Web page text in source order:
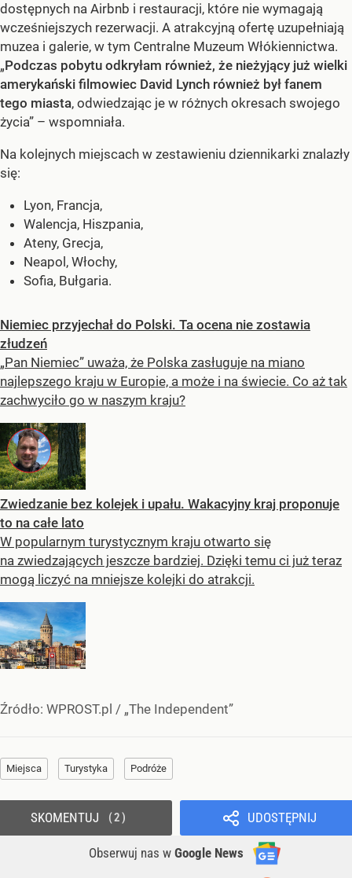
dostępnych na Airbnb i restauracji, które nie wymagają
wcześniejszych rezerwacji. A atrakcyjną ofertę uzupełniają
muzea i galerie, w tym Centralne Muzeum Włókiennictwa.
„Podczas pobytu odkryłam również, że nieżyjący już wielki
amerykański filmowiec David Lynch również był fanem
tego miasta, odwiedzając je w różnych okresach swojego
życia” – wspomniała.
Na kolejnych miejscach w zestawieniu dziennikarki znalazły
się:
Lyon, Francja,
Walencja, Hiszpania,
Ateny, Grecja,
Neapol, Włochy,
Sofia, Bułgaria.
Niemiec przyjechał do Polski. Ta ocena nie zostawia
złudzeń
„Pan Niemiec” uważa, że Polska zasługuje na miano
najlepszego kraju w Europie, a może i na świecie. Co aż tak
zachwyciło go w naszym kraju?
Zwiedzanie bez kolejek i upału. Wakacyjny kraj proponuje
to na całe lato
W popularnym turystycznym kraju otwarto się
na zwiedzających jeszcze bardziej. Dzięki temu ci już teraz
mogą liczyć na mniejsze kolejki do atrakcji.
Źródło: WPROST.pl / „The Independent”
Miejsca Turystyka Podróże
UDOSTĘPNIJ
Obserwuj nas w Google News
SKOMENTUJ 2